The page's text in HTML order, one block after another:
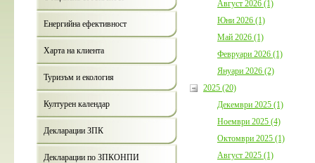
Енергийна ефективност
Харта на клиента
Туризъм и екология
Културен календар
Декларации ЗПК
Декларации по ЗПКОНПИ
Август 2026 (1)
Юни 2026 (1)
Май 2026 (1)
Февруари 2026 (1)
Януари 2026 (2)
2025 (20)
Декември 2025 (1)
Ноември 2025 (4)
Октомври 2025 (1)
Август 2025 (1)